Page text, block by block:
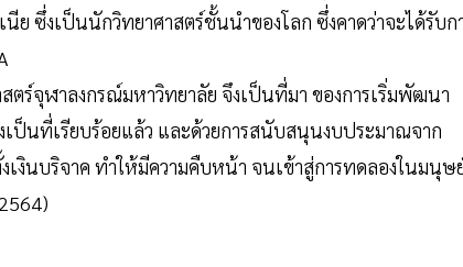
ย ซึ่งเป็นนักวิทยาศาสตร์ชั้นนำของโลก ซึ่งคาดว่าจะได้รับก
จุฬาลงกรณ์มหาวิทยาลัย จึงเป็นที่มา ของการเริ่มพัฒนา
ป็นที่เรียบร้อยแล้ว และด้วยการสนับสนุนงบประมาณจาก
งินบริจาค ทำให้มีความคืบหน้า จนเข้าสู่การทดลองในมนุษ